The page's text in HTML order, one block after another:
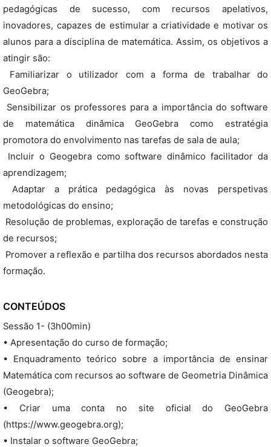
pedagógicas de sucesso, com recursos apelativos,
inovadores, capazes de estimular a criatividade e motivar os
alunos para a disciplina de matemática. Assim, os objetivos a
atingir são:
 Familiarizar o utilizador com a forma de trabalhar do
GeoGebra;
 Sensibilizar os professores para a importância do software
de matemática dinâmica GeoGebra como estratégia
promotora do envolvimento nas tarefas de sala de aula;
 Incluir o Geogebra como software dinâmico facilitador da
aprendizagem;
 Adaptar a prática pedagógica às novas perspetivas
metodológicas do ensino;
 Resolução de problemas, exploração de tarefas e construção
de recursos;
 Promover a reflexão e partilha dos recursos abordados nesta
formação.
CONTEÚDOS
Sessão 1- (3h00min)
• Apresentação do curso de formação;
• Enquadramento teórico sobre a importância de ensinar
Matemática com recursos ao software de Geometria Dinâmica
(Geogebra);
• Criar uma conta no site oficial do GeoGebra
(https://www.geogebra.org);
• Instalar o software GeoGebra;